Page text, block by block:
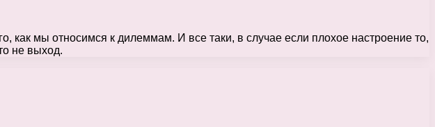
как мы относимся к дилеммам. И все таки, в случае если плохое настроение то,
не выход.